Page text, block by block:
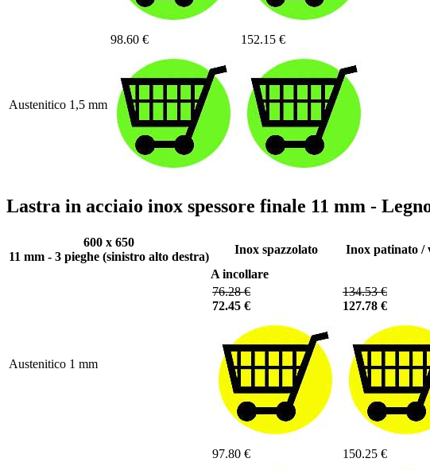
Austenitico 1,5 mm
98.60 € 152.15 €
Lastra in acciaio inox spessore finale 11 mm -
600 x 650
11 mm - 3 pieghe (sinistro alto destra)
Inox spazzolato
Inox patinato /
A incollare
Austenitico 1 mm
76.28 €
72.45 €
134.53 €
127.78 €
97.80 € 150.25 €